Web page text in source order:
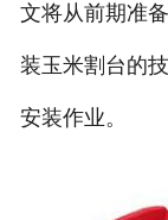
文将从前期准
装玉米割台的
安装作业。